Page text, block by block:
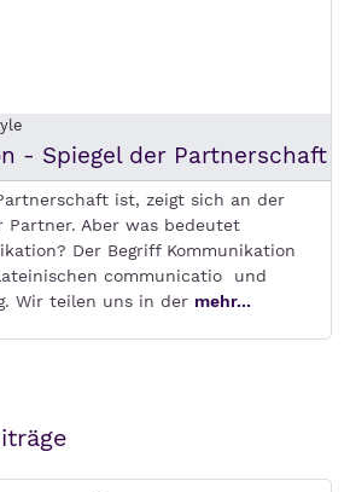
- Spiegel der Partnerschaft
ist, zeigt sich an der
Partner. Aber was bedeutet
Der Begriff Kommunikation
communicatio und
Wir teilen uns in der mehr...